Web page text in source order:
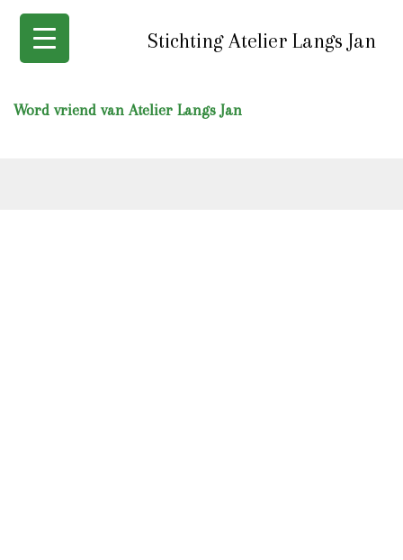
Stichting Atelier Langs Jan
Word vriend van Atelier Langs Jan